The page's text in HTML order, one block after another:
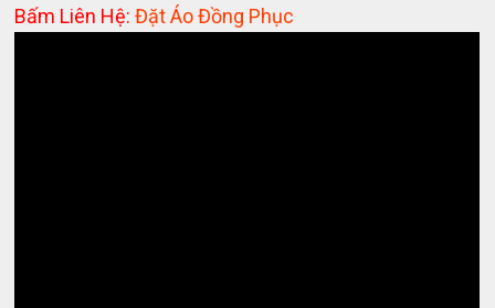
Bấm Liên Hệ:Đặt Áo Đồng Phục